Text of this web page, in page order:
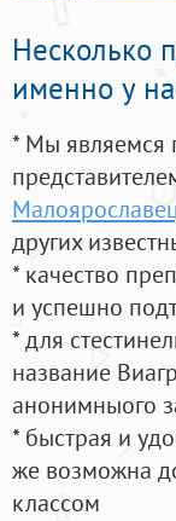
Несколько
именно у
* Мы являемся
других
* качество
и успешно
* для
название
анонимныого
* быстрая и
же возможна
классом